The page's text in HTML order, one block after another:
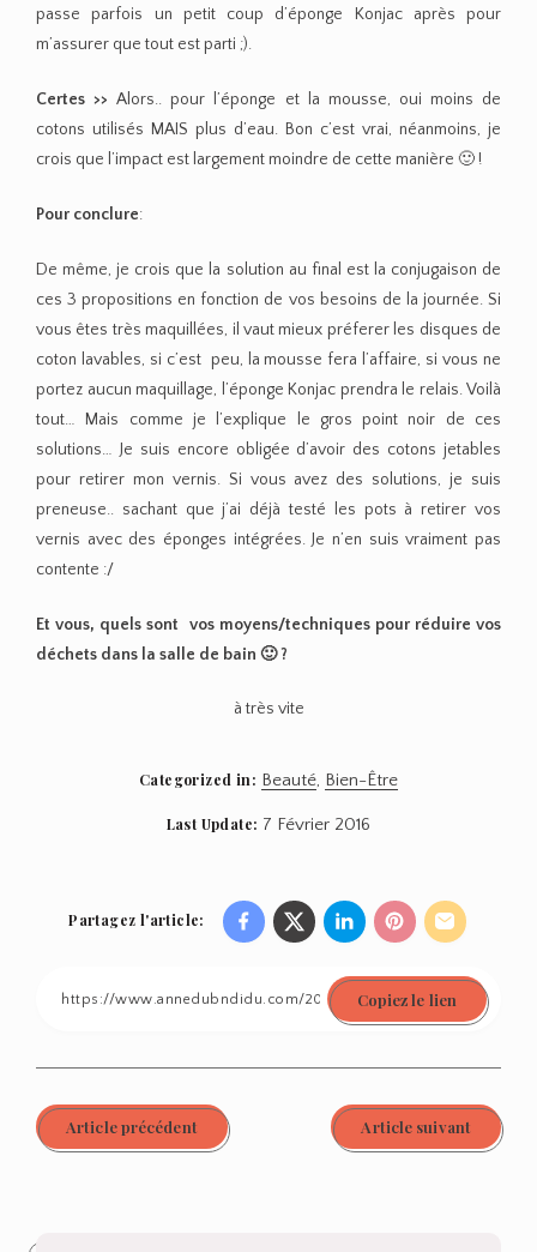
passe parfois un petit coup d’éponge Konjac après pour
m’assurer que tout est parti ;).
Certes >>Alors.. pour l’éponge et la mousse, oui moins de
cotons utilisés MAIS plus d’eau. Bon c’est vrai, néanmoins, je
crois que l’impact est largement moindre de cette manière 🙂 !
Pour conclure:
De même, je crois que la solution au final est la conjugaison de
ces 3 propositions en fonction de vos besoins de la journée. Si
vous êtes très maquillées, il vaut mieux préferer les disques de
coton lavables, si c’est peu, la mousse fera l’affaire, si vous ne
portez aucun maquillage, l’éponge Konjac prendra le relais. Voilà
tout… Mais comme je l’explique le gros point noir de ces
solutions… Je suis encore obligée d’avoir des cotons jetables
pour retirer mon vernis. Si vous avez des solutions, je suis
preneuse.. sachant que j’ai déjà testé les pots à retirer vos
vernis avec des éponges intégrées. Je n’en suis vraiment pas
contente :/
Et vous, quels sont vos moyens/techniques pour réduire vos
déchets dans la salle de bain 🙂 ?
à très vite
Categorized in: Beauté, Bien-Être
Last Update: 7 Février 2016
Partagez l'article: Share
Facebook
Share
Twitter
Share
Linkedin
Share
Pinterest
Share
Email
Copiez le lien
Article précédent Article suivant